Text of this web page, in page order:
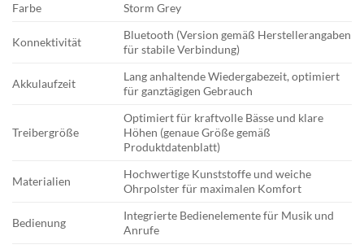
Farbe
Storm Grey
Konnektivität
Bluetooth (Version gemäß Herstellerangaben
für stabile Verbindung)
Akkulaufzeit
Lang anhaltende Wiedergabezeit, optimiert
für ganztägigen Gebrauch
Treibergröße
Optimiert für kraftvolle Bässe und klare
Höhen (genaue Größe gemäß
Produktdatenblatt)
Materialien
Hochwertige Kunststoffe und weiche
Ohrpolster für maximalen Komfort
Bedienung
Integrierte Bedienelemente für Musik und
Anrufe